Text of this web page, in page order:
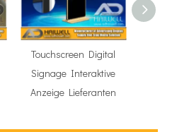
Touchscreen Digital
Signage Interaktive
Anzeige Lieferanten